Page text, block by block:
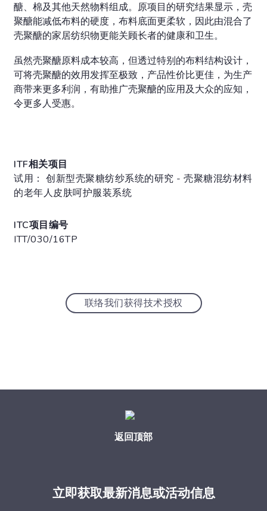
醣、棉及其他天然物料组成。原项目的研究结果显示，壳
聚醣能减低布料的硬度，布料底面更柔软，因此由混合了
壳聚醣的家居纺织物更能关顾长者的健康和卫生。
虽然壳聚醣原料成本较高，但透过特别的布料结构设计，
可将壳聚醣的效用发挥至极致，产品性价比更佳，为生产
商带来更多利润，有助推广壳聚醣的应用及大众的应知，
令更多人受惠。
ITF相关项目
试用： 创新型壳聚糖纺纱系统的研究 - 壳聚糖混纺材料
的老年人皮肤呵护服装系统
ITC项目编号
ITT/030/16TP
联络我们获得技术授权
返回顶部
立即获取最新消息或活动信息